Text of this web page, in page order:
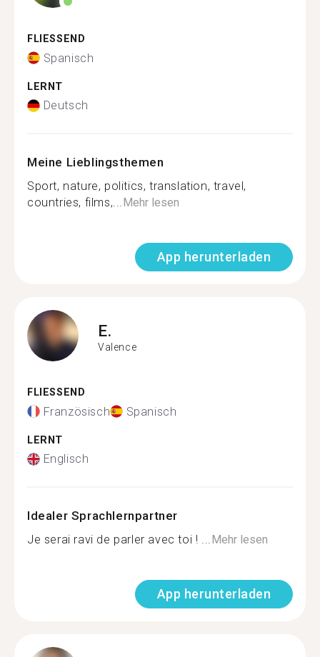
FLIESSEND
Spanisch
LERNT
Deutsch
Meine Lieblingsthemen
Sport, nature, politics, translation, travel,
countries, films,...Mehr lesen
App herunterladen
E.
Valence
FLIESSEND
Französisch Spanisch
LERNT
Englisch
Idealer Sprachlernpartner
Je serai ravi de parler avec toi ! ...Mehr lesen
App herunterladen